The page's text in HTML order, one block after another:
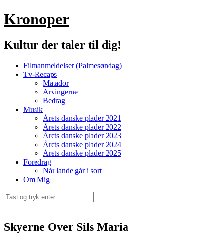
Kronoper
Kultur der taler til dig!
Filmanmeldelser (Palmesøndag)
Tv-Recaps
Matador
Arvingerne
Bedrag
Musik
Årets danske plader 2021
Årets danske plader 2022
Årets danske plader 2023
Årets danske plader 2024
Årets danske plader 2025
Foredrag
Når lande går i sort
Om Mig
Søg
efter:
Skyerne Over Sils Maria